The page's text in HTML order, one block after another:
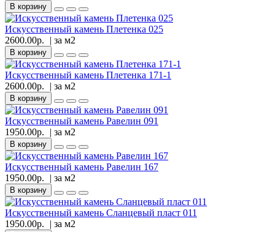
В корзину
Искусственный камень Плетенка 025
2600.00р.
| за м2
В корзину
Искусственный камень Плетенка 171-1
2600.00р.
| за м2
В корзину
Искусственный камень Равелин 091
1950.00р.
| за м2
В корзину
Искусственный камень Равелин 167
1950.00р.
| за м2
В корзину
Искусственный камень Сланцевый пласт 011
1950.00р.
| за м2